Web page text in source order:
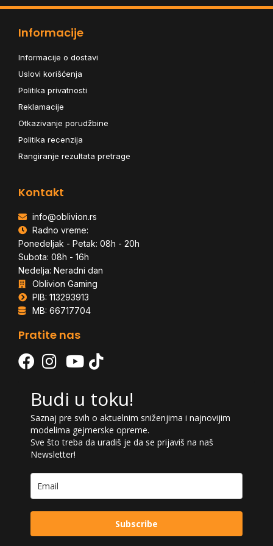
Informacije
Informacije o dostavi
Uslovi korišćenja
Politika privatnosti
Reklamacije
Otkazivanje porudžbine
Politika recenzija
Rangiranje rezultata pretrage
Kontakt
info@oblivion.rs
Radno vreme:
Ponedeljak - Petak: 08h - 20h
Subota: 08h - 16h
Nedelja: Neradni dan
Oblivion Gaming
PIB: 113293913
MB: 66717704
Pratite nas
Budi u toku!
Saznaj pre svih o aktuelnim sniženjima i najnovijim
modelima gejmerske opreme.
Sve što treba da uradiš je da se prijaviš na naš
Newsletter!
Subscribe